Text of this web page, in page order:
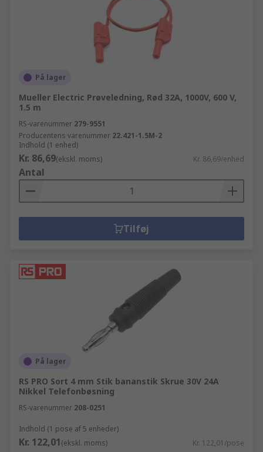
På lager
Mueller Electric Prøveledning, Rød 32A, 1000V, 600 V,
1.5 m
RS-varenummer 279-9551
Producentens varenummer 22.421-1.5M-2
Indhold (1 enhed)
Kr. 86,69(ekskl. moms) Kr. 86,69/enhed
Antal
Tilføj
På lager
RS PRO Sort 4 mm Stik bananstik Skrue 30V 24A
Nikkel Telefonbøsning
RS-varenummer 208-0251
Indhold (1 pose af 5 enheder)
Kr. 122,01(ekskl. moms) Kr. 122,01/pose